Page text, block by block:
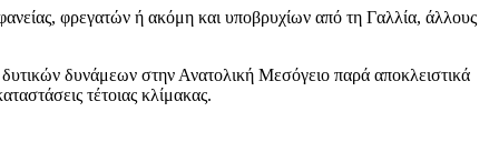
φρεγατών ή ακόμη και υποβρυχίων από τη Γαλλία, άλλους
δυνάμεων στην Ανατολική Μεσόγειο παρά αποκλειστικά
τέτοιας κλίμακας.